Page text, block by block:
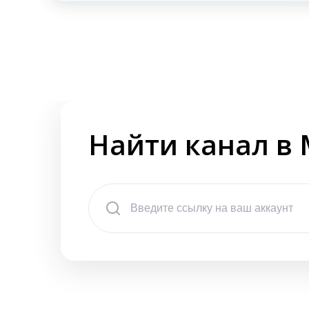
Найти канал в